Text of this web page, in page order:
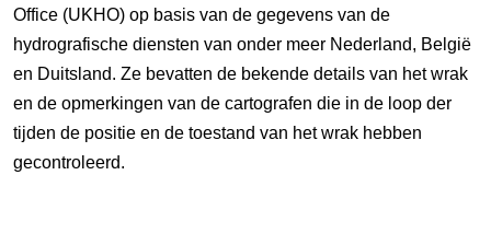
Office (UKHO) op basis van de gegevens van de
hydrografische diensten van onder meer Nederland, België
en Duitsland. Ze bevatten de bekende details van het wrak
en de opmerkingen van de cartografen die in de loop der
tijden de positie en de toestand van het wrak hebben
gecontroleerd.